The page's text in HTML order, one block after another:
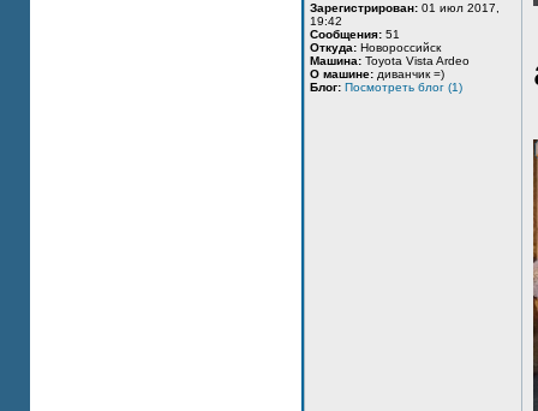
Зарегистрирован: 01 июл 2017,
19:42
Сообщения: 51
Откуда: Новороссийск
Машина: Toyota Vista Ardeo
О машине: диванчик =)
Блог: Посмотреть блог (1)